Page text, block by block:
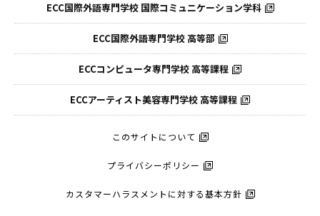
ECC国際外語専門学校 国際コミュニケーション学科
ECC国際外語専門学校 高等部
ECCコンピュータ専門学校 高等課程
ECCアーティスト美容専門学校 高等課程
このサイトについて
プライバシーポリシー
カスタマーハラスメントに対する基本方針